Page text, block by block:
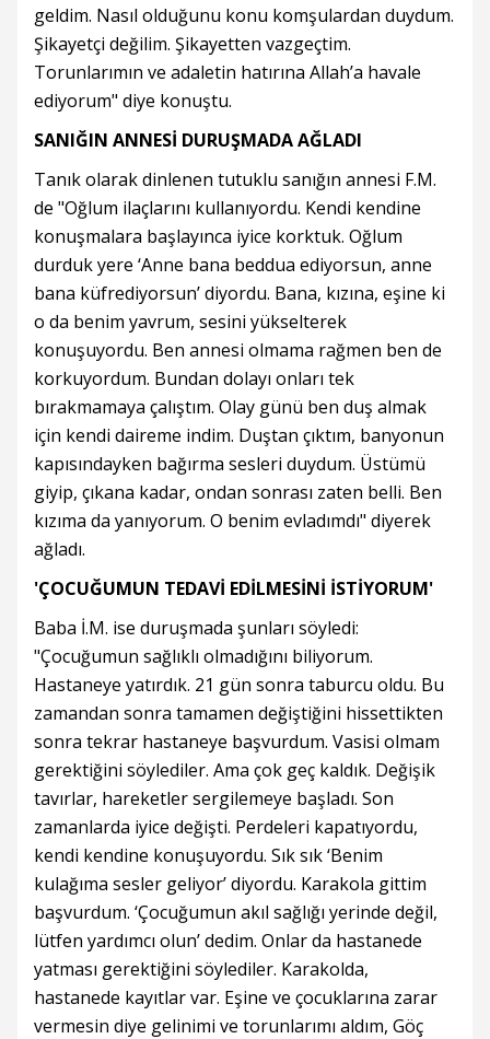
geldim. Nasıl olduğunu konu komşulardan duydum.
Şikayetçi değilim. Şikayetten vazgeçtim.
Torunlarımın ve adaletin hatırına Allah’a havale
ediyorum" diye konuştu.
SANIĞIN ANNESİ DURUŞMADA AĞLADI
Tanık olarak dinlenen tutuklu sanığın annesi F.M.
de "Oğlum ilaçlarını kullanıyordu. Kendi kendine
konuşmalara başlayınca iyice korktuk. Oğlum
durduk yere ‘Anne bana beddua ediyorsun, anne
bana küfrediyorsun’ diyordu. Bana, kızına, eşine ki
o da benim yavrum, sesini yükselterek
konuşuyordu. Ben annesi olmama rağmen ben de
korkuyordum. Bundan dolayı onları tek
bırakmamaya çalıştım. Olay günü ben duş almak
için kendi daireme indim. Duştan çıktım, banyonun
kapısındayken bağırma sesleri duydum. Üstümü
giyip, çıkana kadar, ondan sonrası zaten belli. Ben
kızıma da yanıyorum. O benim evladımdı" diyerek
ağladı.
'ÇOCUĞUMUN TEDAVİ EDİLMESİNİ İSTİYORUM'
Baba İ.M. ise duruşmada şunları söyledi:
"Çocuğumun sağlıklı olmadığını biliyorum.
Hastaneye yatırdık. 21 gün sonra taburcu oldu. Bu
zamandan sonra tamamen değiştiğini hissettikten
sonra tekrar hastaneye başvurdum. Vasisi olmam
gerektiğini söylediler. Ama çok geç kaldık. Değişik
tavırlar, hareketler sergilemeye başladı. Son
zamanlarda iyice değişti. Perdeleri kapatıyordu,
kendi kendine konuşuyordu. Sık sık ‘Benim
kulağıma sesler geliyor’ diyordu. Karakola gittim
başvurdum. ‘Çocuğumun akıl sağlığı yerinde değil,
lütfen yardımcı olun’ dedim. Onlar da hastanede
yatması gerektiğini söylediler. Karakolda,
hastanede kayıtlar var. Eşine ve çocuklarına zarar
vermesin diye gelinimi ve torunlarımı aldım, Göç